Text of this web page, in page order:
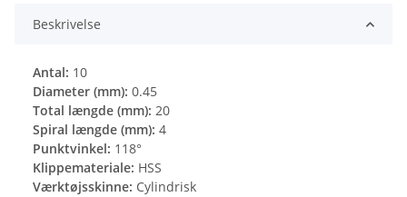
Beskrivelse
Antal: 10
Diameter (mm): 0.45
Total længde (mm): 20
Spiral længde (mm): 4
Punktvinkel: 118°
Klippemateriale: HSS
Værktøjsskinne: Cylindrisk